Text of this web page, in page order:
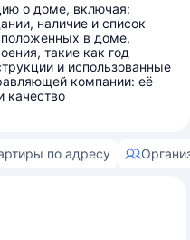
о доме, включая:
наличие и список
в доме,
такие как год
и использованные
компании: её
качество
по адресу